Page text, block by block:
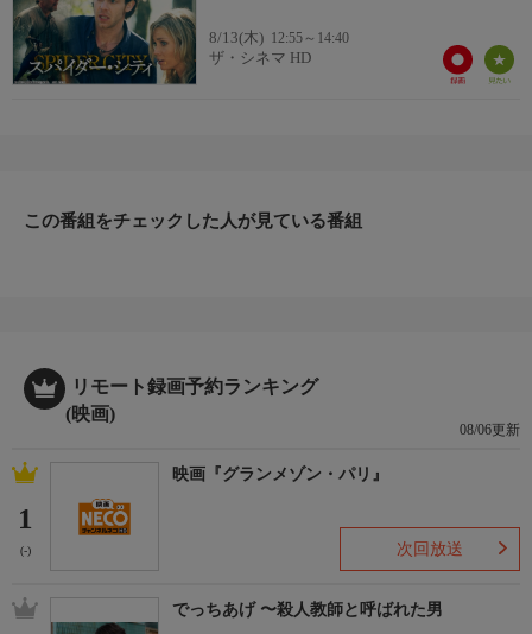
8/13(木) 12:55～14:40
ザ・シネマ HD
この番組をチェックした人が見ている番組
リモート録画予約ランキング
(映画)
08/06更新
1
(-)
映画『グランメゾン・パリ』
次回放送
でっちあげ 〜殺人教師と呼ばれた男